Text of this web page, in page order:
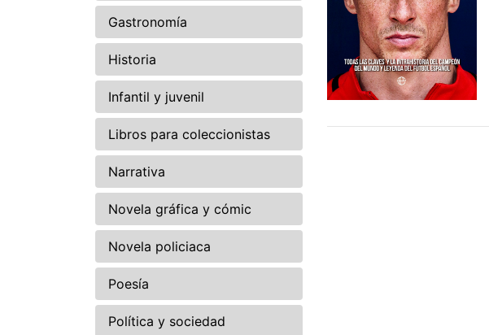
Gastronomía
Historia
Infantil y juvenil
Libros para coleccionistas
Narrativa
Novela gráfica y cómic
Novela policiaca
Poesía
Política y sociedad